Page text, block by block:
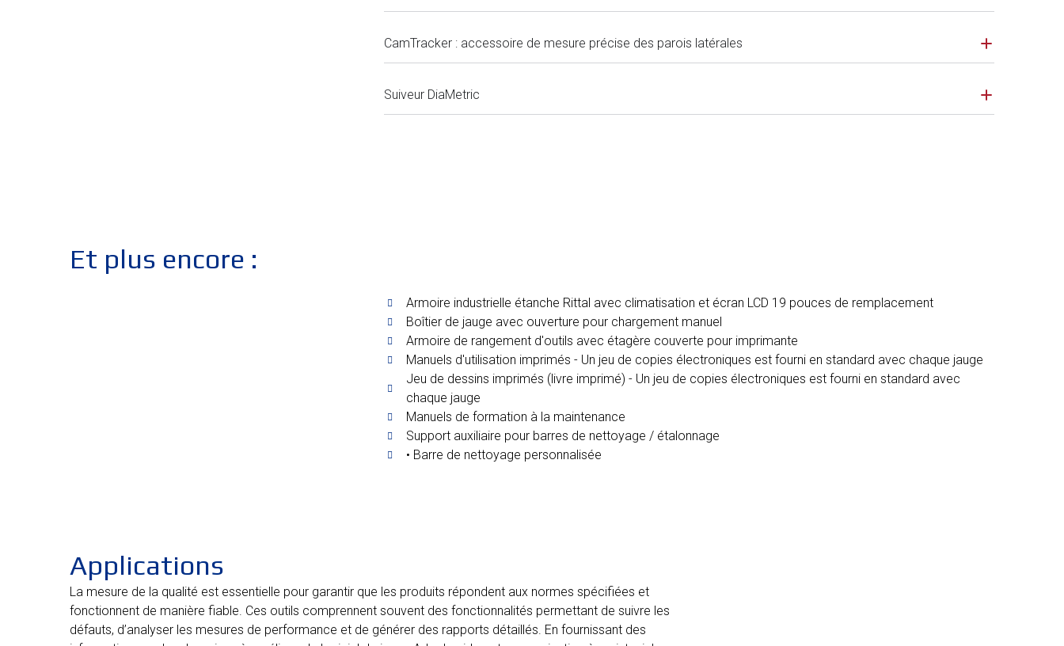
CamTracker : accessoire de mesure précise des parois latérales
Suiveur DiaMetric
Et plus encore :
Armoire industrielle étanche Rittal avec climatisation et écran LCD 19 pouces de remplacement
Boîtier de jauge avec ouverture pour chargement manuel
Armoire de rangement d'outils avec étagère couverte pour imprimante
Manuels d'utilisation imprimés - Un jeu de copies électroniques est fourni en standard avec chaque jauge
Jeu de dessins imprimés (livre imprimé) - Un jeu de copies électroniques est fourni en standard avec
chaque jauge
Manuels de formation à la maintenance
Support auxiliaire pour barres de nettoyage / étalonnage
• Barre de nettoyage personnalisée
Applications
La mesure de la qualité est essentielle pour garantir que les produits répondent aux normes spécifiées et
fonctionnent de manière fiable. Ces outils comprennent souvent des fonctionnalités permettant de suivre les
défauts, d’analyser les mesures de performance et de générer des rapports détaillés. En fournissant des